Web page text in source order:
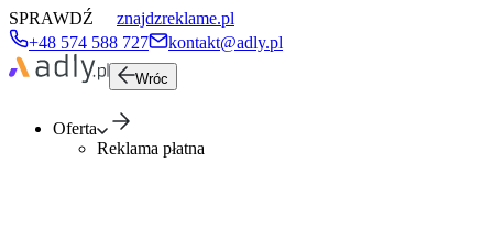
SPRAWDŹ
znajdzreklame.pl
+48 574 588 727
kontakt@adly.pl
Wróc
Oferta
Reklama płatna